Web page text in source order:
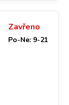
Zavřeno
Po-Ne: 9-21